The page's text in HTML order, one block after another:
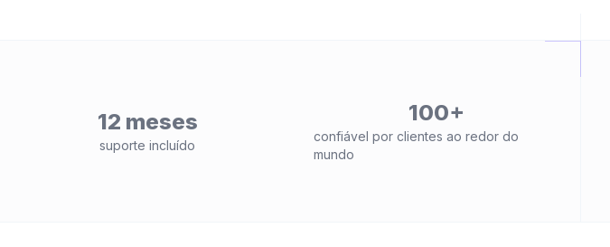
12 meses
suporte incluído
100+
confiável por clientes ao redor do
mundo